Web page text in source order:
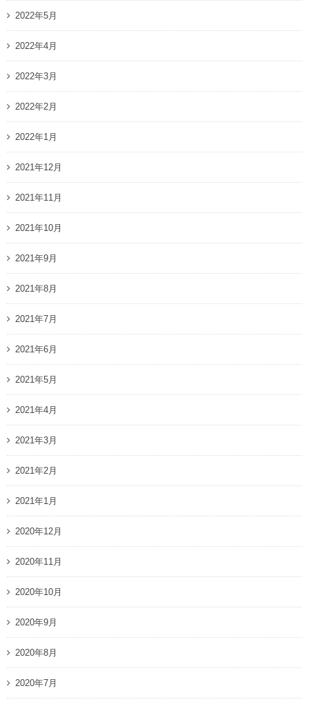
2022年5月
2022年4月
2022年3月
2022年2月
2022年1月
2021年12月
2021年11月
2021年10月
2021年9月
2021年8月
2021年7月
2021年6月
2021年5月
2021年4月
2021年3月
2021年2月
2021年1月
2020年12月
2020年11月
2020年10月
2020年9月
2020年8月
2020年7月